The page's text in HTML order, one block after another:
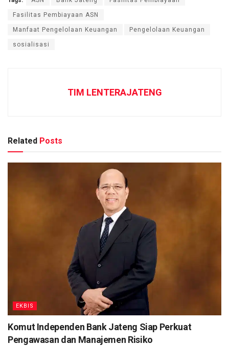
Fasilitas Pembiayaan ASN
Manfaat Pengelolaan Keuangan Pengelolaan Keuangan
sosialisasi
TIM LENTERAJATENG
Related Posts
EKBIS
Komut Independen Bank Jateng Siap Perkuat
Pengawasan dan Manajemen Risiko